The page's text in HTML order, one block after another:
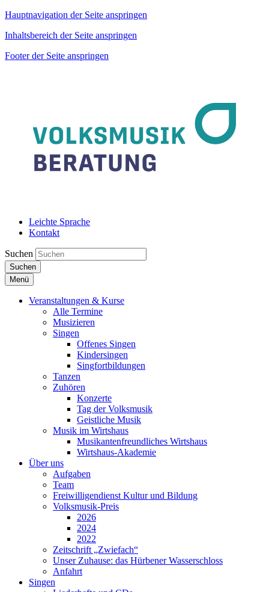
Hauptnavigation der Seite anspringen
Inhaltsbereich der Seite anspringen
Footer der Seite anspringen
Leichte Sprache
Kontakt
Suchen
Suchen
Menü
Veranstaltungen & Kurse
Alle Termine
Musizieren
Singen
Offenes Singen
Kindersingen
Singfortbildungen
Tanzen
Zuhören
Konzerte
Tag der Volksmusik
Geistliche Musik
Musik im Wirtshaus
Musikantenfreundliches Wirtshaus
Wirtshaus-Akademie
Über uns
Aufgaben
Team
Freiwilligendienst Kultur und Bildung
Volksmusik-Preis
2026
2024
2022
Zeitschrift „Zwiefach“
Unser Zuhause: das Hürbener Wasserschloss
Anfahrt
Singen